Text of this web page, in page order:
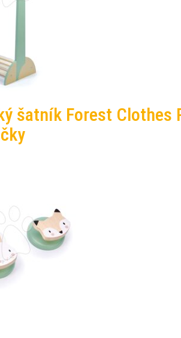
šatník Forest Clothes